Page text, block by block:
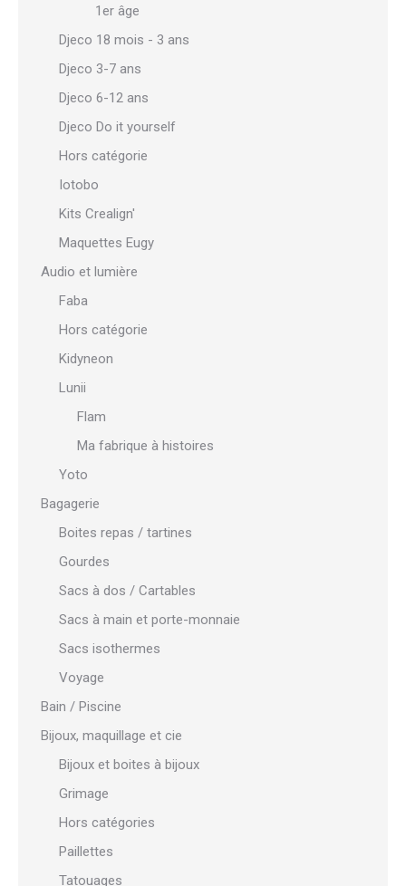
1er âge
Djeco 18 mois - 3 ans
Djeco 3-7 ans
Djeco 6-12 ans
Djeco Do it yourself
Hors catégorie
Iotobo
Kits Crealign'
Maquettes Eugy
Audio et lumière
Faba
Hors catégorie
Kidyneon
Lunii
Flam
Ma fabrique à histoires
Yoto
Bagagerie
Boites repas / tartines
Gourdes
Sacs à dos / Cartables
Sacs à main et porte-monnaie
Sacs isothermes
Voyage
Bain / Piscine
Bijoux, maquillage et cie
Bijoux et boites à bijoux
Grimage
Hors catégories
Paillettes
Tatouages